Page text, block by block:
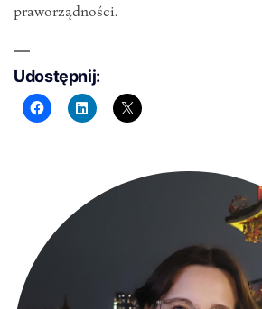
praworządności.
Udostępnij: